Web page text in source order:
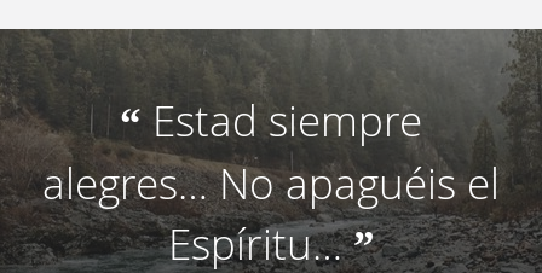
“ Estad siempre
alegres… No apaguéis el
Espíritu…”